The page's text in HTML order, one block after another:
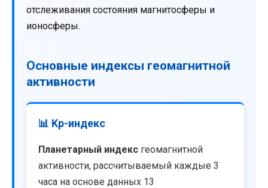
отслеживания состояния магнитосферы и
ионосферы.
Основные индексы геомагнитной
активности
📊 Kp-индекс
Планетарный индекс геомагнитной
активности, рассчитываемый каждые 3
часа на основе данных 13